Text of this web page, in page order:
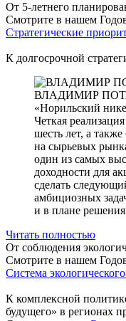
От 5-летнего
Смотрите в нашем
Стратегические
К долгосрочной
ВЛАДИМИР
«Норильский
Четкая
шесть лет, а
на сырьевых
один из самых
доходности для
сделать
амбициозных
и в плане
Читать полностью
От соблюдения
Смотрите в нашем
Система
К комплексной
будущего» в регионах